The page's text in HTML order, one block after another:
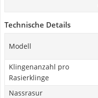
Technische Details
Modell
Klingenanzahl pro
Rasierklinge
Nassrasur